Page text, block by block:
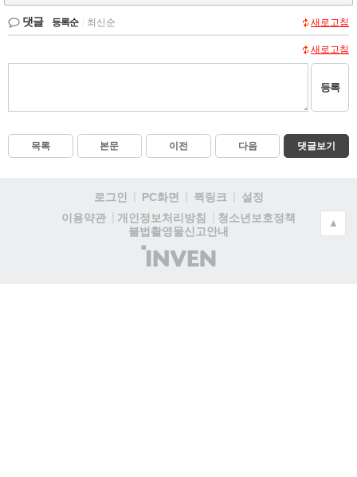
댓글 등록순 최신순 새로고침
새로고침
등록
목록 본문 이전 다음 댓글보기
로그인 PC화면 퀵링크
설정
이용약관
개인정보처리방침
청소년보호정책
불법촬영물신고안내
(주)
인
▲